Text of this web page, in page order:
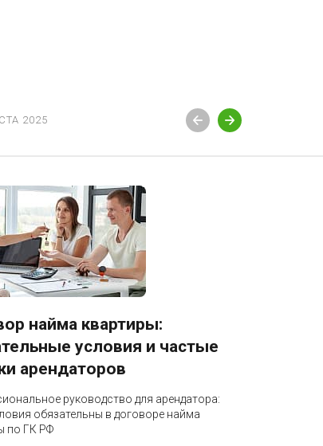
2025
найма квартиры:
условия и частые
арендаторов
руководство для арендатора:
обязательны в договоре найма
по ГК РФ